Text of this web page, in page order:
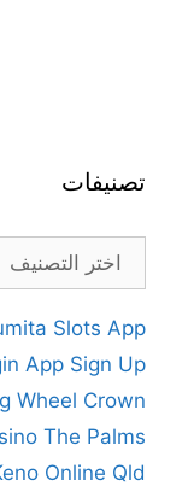
تصنيفات
تصنيفات
Slots App
App Sign Up
Wheel Crown
The Palms
Online Qld